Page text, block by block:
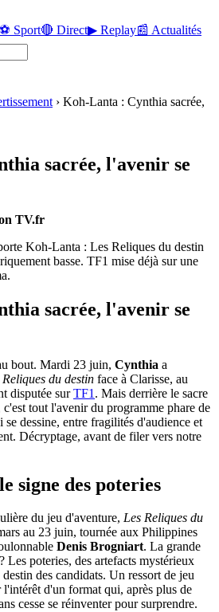
⚽ Sport🔴 Direct▶ Replay📰 Actualités
› Koh-Lanta : Cynthia sacrée,
sacrée, l'avenir se
TV.fr
Koh-Lanta : Les Reliques du destin
basse. TF1 mise déjà sur une
sacrée, l'avenir se
bout. Mardi 23 juin, Cynthia a
du destin face à Clarisse, au
disputée surTF1 . Mais derrière le sacre
tout l'avenir du programme phare de
se dessine, entre fragilités d'audience et
Décryptage, avant de filer vers notre
signe des poteries
du jeu d'aventure, Les Reliques du
au 23 juin, tournée aux Philippines
Denis Brogniart. La grande
Les poteries, des artefacts mystérieux
des candidats. Un ressort de jeu
d'un format qui, après plus de
cesse se réinventer pour surprendre.